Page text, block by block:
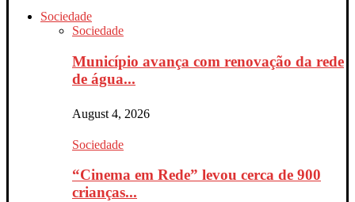
Sociedade
Sociedade
Município avança com renovação da rede
de água...
August 4, 2026
Sociedade
“Cinema em Rede” levou cerca de 900
crianças...